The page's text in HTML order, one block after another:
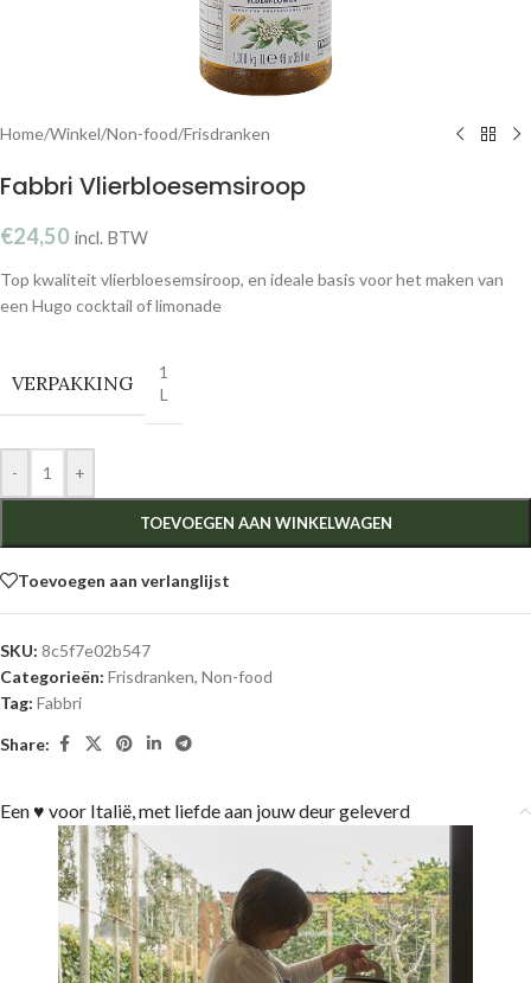
Home/Winkel/Non-food/Frisdranken
Fabbri Vlierbloesemsiroop
€24,50 incl. BTW
Top kwaliteit vlierbloesemsiroop, en ideale basis voor het maken van
een Hugo cocktail of limonade
VERPAKKING
1
L
- +
TOEVOEGEN AAN WINKELWAGEN
Toevoegen aan verlanglijst
SKU: 8c5f7e02b547
Categorieën: Frisdranken, Non-food
Tag: Fabbri
Share:
Een ♥ voor Italië, met liefde aan jouw deur geleverd